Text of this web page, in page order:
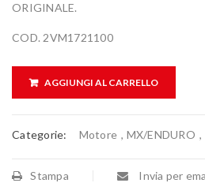
ORIGINALE.
COD. 2VM1721100
AGGIUNGI AL CARRELLO
Categorie: Motore , MX/ENDURO ,
Stampa Invia per